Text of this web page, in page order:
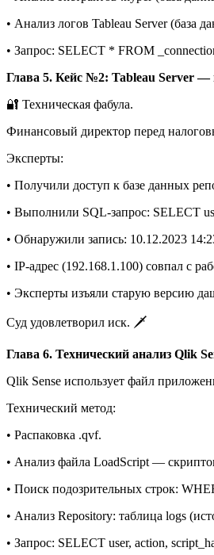
• Анализ логов Tableau Server (база
• Запрос: SELECT * FROM
Глава 5. Кейс №2: Tableau Server —
🔐 Техническая фабула.
Финансовый директор перед
Эксперты:
• Получили доступ к базе данных
• Выполнили SQL-запрос: SELECT
• Обнаружили запись: 10.12.2023
• IP-адрес (192.168.1.100) совпал с
• Эксперты изъяли старую версию
Суд удовлетворил иск. 🗡️
Глава 6. Технический анализ Qlik
Qlik Sense использует файл
Технический метод:
• Распаковка .qvf.
• Анализ файла LoadScript —
• Поиск подозрительных строк:
• Анализ Repository: таблица logs
• Запрос: SELECT user, action,